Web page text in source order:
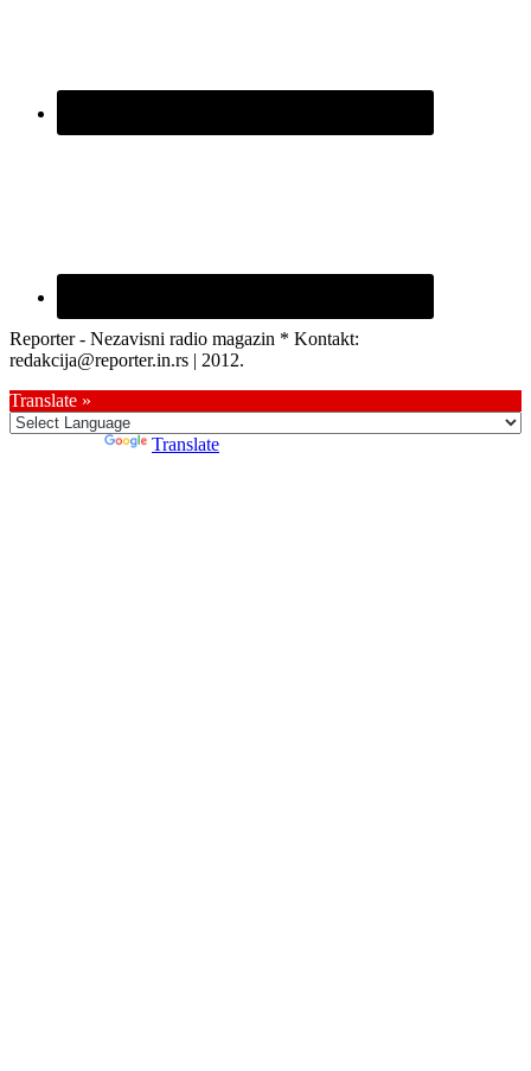
Reporter - Nezavisni radio magazin * Kontakt:
redakcija@reporter.in.rs | 2012.
Translate »
Translate